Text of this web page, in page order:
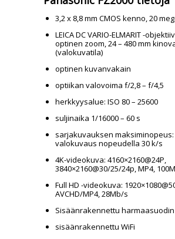
3,2 x 8,8 mm CMOS kenno, 20
LEICA DC VARIO-ELMARIT -
optinen zoom, 24 – 480 mm
(valokuvatila)
optinen kuvanvakain
optiikan valovoima f/2,8 – f/4,5
herkkyysalue: ISO 80 – 25600
suljinaika 1/16000 – 60 s
sarjakuvauksen maksiminopeus:
valokuvaus nopeudella 30 k/s
4K-videokuva: 4160×2160@24P,
3840×2160@30/25/24p, MP4,
Full HD -videokuva:
AVCHD/MP4, 28Mb/s
Sisäänrakennettu harmaasuodin
sisäänrakennettu WiFi